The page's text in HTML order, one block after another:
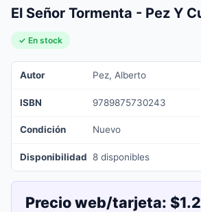
El Señor Tormenta - Pez Y
✓ En stock
Autor Pez, Alberto
ISBN 9789875730243
Condición Nuevo
Disponibilidad 8 disponibles
Precio web/tarjeta: